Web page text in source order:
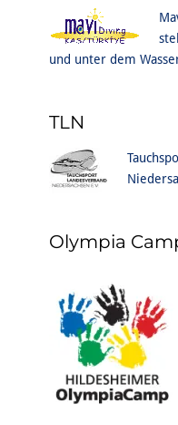
und unter dem
TLN
Olympia